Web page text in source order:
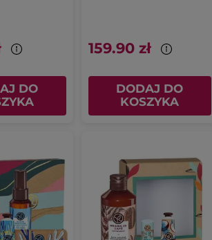
DO
159.90 zł
DODAJ DO
KOSZYKA